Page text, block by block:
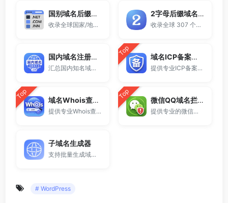
国别域名后缀大全
收录全球国家/地区代码顶级域名。
2字母后缀域名大全
收录全球 307 个两字符域名后缀。
国内域名注册商大全
汇总国内知名域名注册商与服务平台。
Top 域名ICP备案查询
提供专业ICP备案查询与网站备案信息查询服务，支持域名备案号查询、网站是否备案检测及备案信息快速获取，适用于站长工具、域名检测与SEO分析。
Top 域名Whois查询工具
提供专业Whois查询与域名信息查询服务，支持查询域名注册信息、注册商、到期时间及DNS记录，适用于域名检测、SEO分析及站长工具使用。
Top 微信QQ域名拦截检测
提供专业的微信拦截检测、QQ拦截检测、域名被墙检测服务，一键查询网站是否被封、被拦截或被限制访问。
子域名生成器
支持批量生成域名与泛解析子域名，适用于站群部署、SEO测试与开发环境使用。
# WordPress